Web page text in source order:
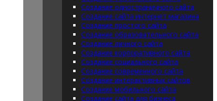
Создание одностраничного сайта
Создание сайта интернет магазина
Создание простого сайта
Создание образовательного сайта
Создание личного сайта
Создание корпоративного сайта
Создание социального сайта
Создание современного сайта
Создание интерактивных сайтов
Создание мобильного сайта
Создание сайта для бизнеса